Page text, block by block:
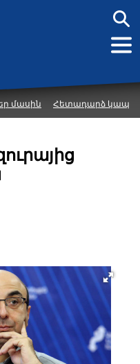
մասին Հետադարձ կապ